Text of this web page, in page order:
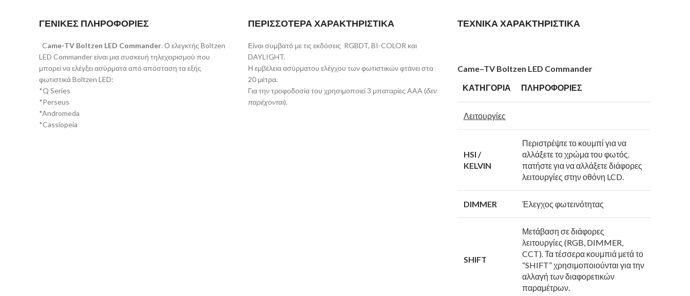
ΓΕΝΙΚΕΣ ΠΛΗΡΟΦΟΡΙΕΣ
Came-TV Boltzen LED Commander. Ο ελεγκτής Boltzen
LED Commander είναι μια συσκευή τηλεχειρισμού που
μπορεί να ελέγξει ασύρματα από απόσταση τα εξής
φωτιστικά Boltzen LED:
*Q Series
*Perseus
*Andromeda
*Cassiopeia
ΠΕΡΙΣΣΟΤΕΡΑ ΧΑΡΑΚΤΗΡΙΣΤΙΚΑ
Είναι συμβατό με τις εκδόσεις RGBDT, BI-COLOR και
DAYLIGHT.
Η εμβέλεια ασύρματου ελέγχου των φωτιστικών φτάνει στα
20 μέτρα.
Για την τροφοδοσία του χρησιμοποιεί 3 μπαταρίες AAA (δεν
παρέχονται).
ΤΕΧΝΙΚΑ ΧΑΡΑΚΤΗΡΙΣΤΙΚΑ
Came–TV Boltzen LED Commander
ΚΑΤΗΓΟΡΙΑ ΠΛΗΡΟΦΟΡΙΕΣ
Λειτουργίες
HSI /
KELVIN
Περιστρέψτε το κουμπί για να
αλλάξετε το χρώμα του φωτός.
πατήστε για να αλλάξετε διάφορες
λειτουργίες στην οθόνη LCD.
DIMMER Έλεγχος φωτεινότητας
SHIFT
Μετάβαση σε διάφορες
λειτουργίες (RGB, DIMMER,
CCT). Τα τέσσερα κουμπιά μετά το
“SHIFT” χρησιμοποιούνται για την
αλλαγή των διαφορετικών
παραμέτρων.